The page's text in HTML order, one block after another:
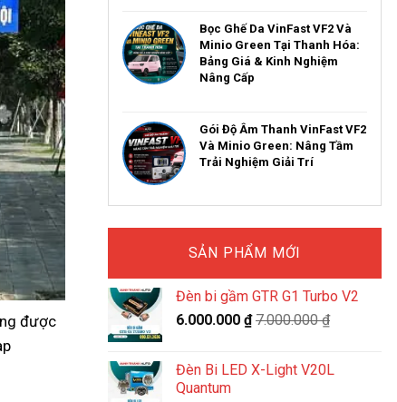
được
Bọc Ghế Da VinFast VF2 Và
Minio Green Tại Thanh Hóa:
Bảng Giá & Kinh Nghiệm
Nâng Cấp
Gói Độ Âm Thanh VinFast VF2
Và Minio Green: Nâng Tầm
Trải Nghiệm Giải Trí
SẢN PHẨM MỚI
Đèn bi gầm GTR G1 Turbo V2
6.000.000 ₫ 7.000.000₫
Đèn Bi LED X-Light V20L
Quantum